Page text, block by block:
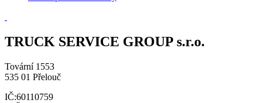
TRUCK SERVICE GROUP s.r.o.
Tovární 1553
535 01 Přelouč
IČ:60110759